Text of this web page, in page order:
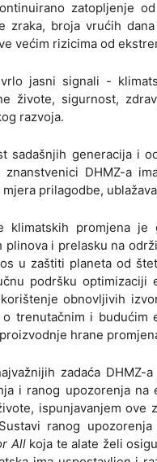
zatopljenje
zraka, broja vrućih
većim rizicima od
jasni signali -
živote, sigurnost,
razvoja.
sadašnjih generacija i
znanstvenici DHMZ-a
prilagodbe,
klimatskih promjena
plinova i prelasku na
u zaštiti planeta od
podršku optimizaciji
obnovljivih
o trenutačnim i budućim
hrane
zadaća DHMZ-
i ranog upozorenja
ispunjavanjem
ranog
Allkoja te alate želi